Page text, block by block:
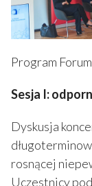
Program
Sesja I:
Dyskusja
rosnącej
Uczestnicy